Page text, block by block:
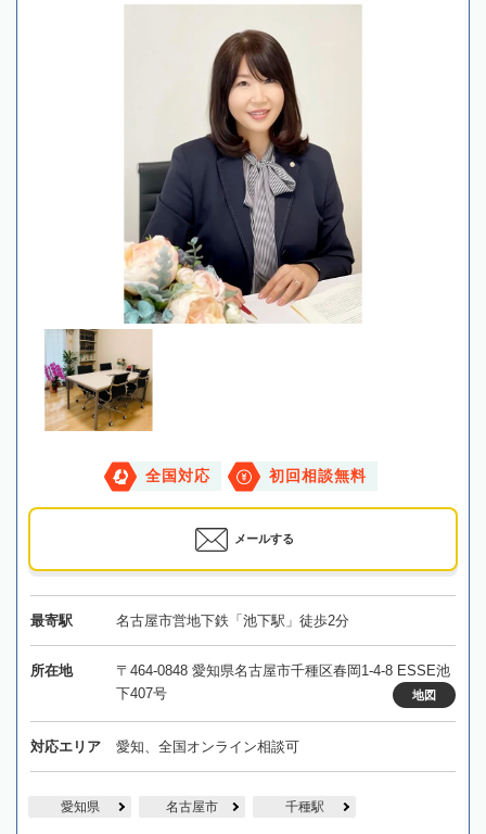
全国対応 初回相談無料
メールする
最寄駅 名古屋市営地下鉄「池下駅」徒歩2分
所在地
〒464-0848 愛知県名古屋市千種区春岡1-4-8 ESSE池
下407号
地図
対応エリア 愛知、全国オンライン相談可
愛知県 名古屋市 千種駅